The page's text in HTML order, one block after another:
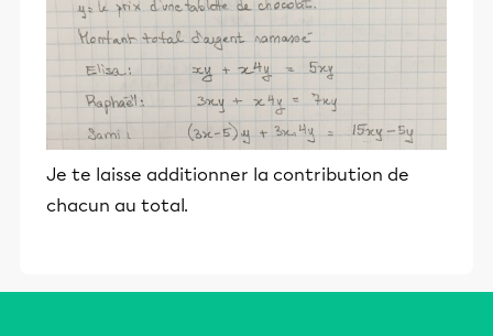
Je te laisse additionner la contribution de
chacun au total.